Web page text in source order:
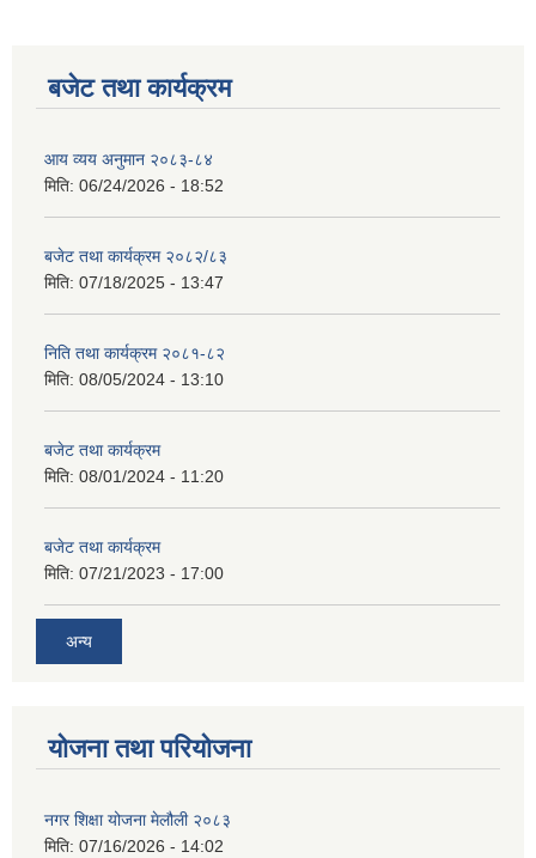
बजेट तथा कार्यक्रम
आय व्यय अनुमान २०८३-८४
मिति: 06/24/2026 - 18:52
बजेट तथा कार्यक्रम २०८२/८३
मिति: 07/18/2025 - 13:47
निति तथा कार्यक्रम २०८१-८२
मिति: 08/05/2024 - 13:10
बजेट तथा कार्यक्रम
मिति: 08/01/2024 - 11:20
बजेट तथा कार्यक्रम
मिति: 07/21/2023 - 17:00
अन्य
योजना तथा परियोजना
नगर शिक्षा योजना मेलौली २०८३
मिति: 07/16/2026 - 14:02